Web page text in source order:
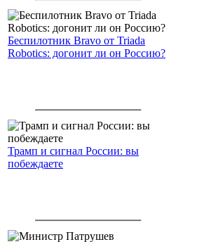
Беспилотник Bravo от Triada
Robotics: догонит ли он Россию?
Трамп и сигнал России: вы
побеждаете